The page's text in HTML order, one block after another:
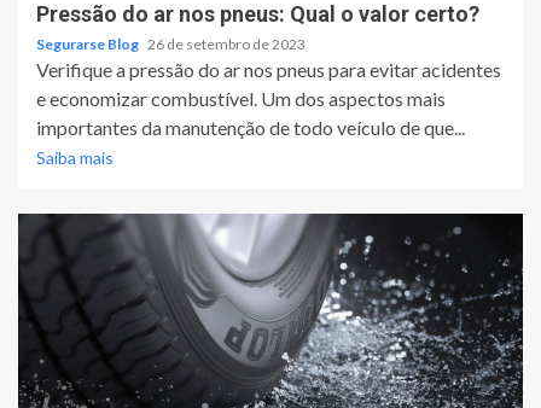
Pressão do ar nos pneus: Qual o valor certo?
Segurarse Blog 26 de setembro de 2023
Verifique a pressão do ar nos pneus para evitar acidentes
e economizar combustível. Um dos aspectos mais
importantes da manutenção de todo veículo de que...
Saiba mais